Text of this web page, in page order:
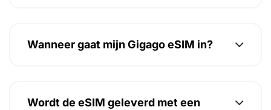
Wanneer gaat mijn Gigago eSIM in?
Wordt de eSIM geleverd met een